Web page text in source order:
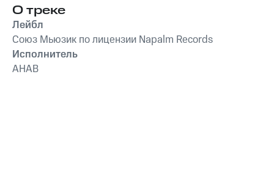
О треке
Лейбл
Союз Мьюзик по лицензии Napalm Records
Исполнитель
AHAB